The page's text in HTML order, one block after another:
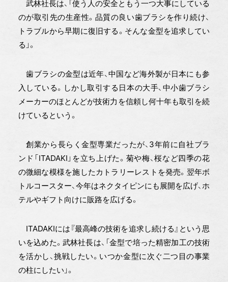
武林社長は、「使う人の安全ともう一つ大事にしている
のが取引先の生産性。品質の良い歯ブラシを作り続け、
トラブルから早期に復旧する。そんな金型を追求してい
る」。
歯ブラシの金型は近年、中国など海外製が日本にも参
入している。しかし取引する日本の大手、中小歯ブラシ
メーカーのほとんどが技術力を信頼し何十年も取引を続
けているという。
創業から長らく金型専業だったが、3年前に自社ブラ
ンド「ITADAKI」を立ち上げた。菊や梅、桜など四季の花
の微細な模様を施したカトラリーレストを発売。翌年ボ
トルコースター、今年はネクタイピンにも展開を広げ、ホ
テルやギフト向けに販路を広げる。
ITADAKIには『最高峰の技術を追求し続ける』という思
いを込めた。武林社長は、「金型で培った精密加工の技術
を活かし、挑戦したい。いつか金型に次ぐ二つ目の事業
の柱にしたい」。